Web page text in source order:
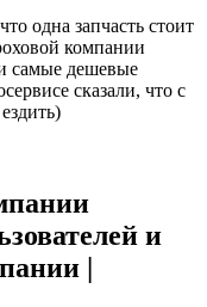
одна запчасть стоит
компании
самые дешевые
сказали, что с
и
|